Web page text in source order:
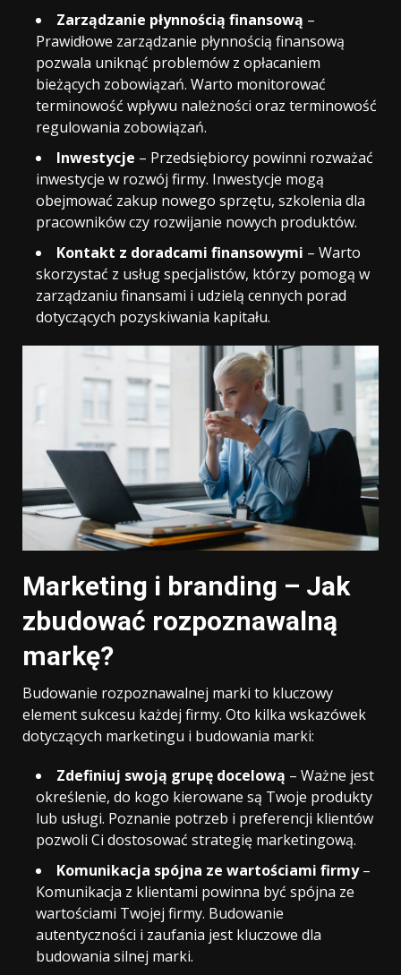
Zarządzanie płynnością finansową –
Prawidłowe zarządzanie płynnością finansową
pozwala uniknąć problemów z opłacaniem
bieżących zobowiązań. Warto monitorować
terminowość wpływu należności oraz terminowość
regulowania zobowiązań.
Inwestycje – Przedsiębiorcy powinni rozważać
inwestycje w rozwój firmy. Inwestycje mogą
obejmować zakup nowego sprzętu, szkolenia dla
pracowników czy rozwijanie nowych produktów.
Kontakt z doradcami finansowymi – Warto
skorzystać z usług specjalistów, którzy pomogą w
zarządzaniu finansami i udzielą cennych porad
dotyczących pozyskiwania kapitału.
Marketing i branding – Jak
zbudować rozpoznawalną
markę?
Budowanie rozpoznawalnej marki to kluczowy
element sukcesu każdej firmy. Oto kilka wskazówek
dotyczących marketingu i budowania marki:
Zdefiniuj swoją grupę docelową – Ważne jest
określenie, do kogo kierowane są Twoje produkty
lub usługi. Poznanie potrzeb i preferencji klientów
pozwoli Ci dostosować strategię marketingową.
Komunikacja spójna ze wartościami firmy–
Komunikacja z klientami powinna być spójna ze
wartościami Twojej firmy. Budowanie
autentyczności i zaufania jest kluczowe dla
budowania silnej marki.